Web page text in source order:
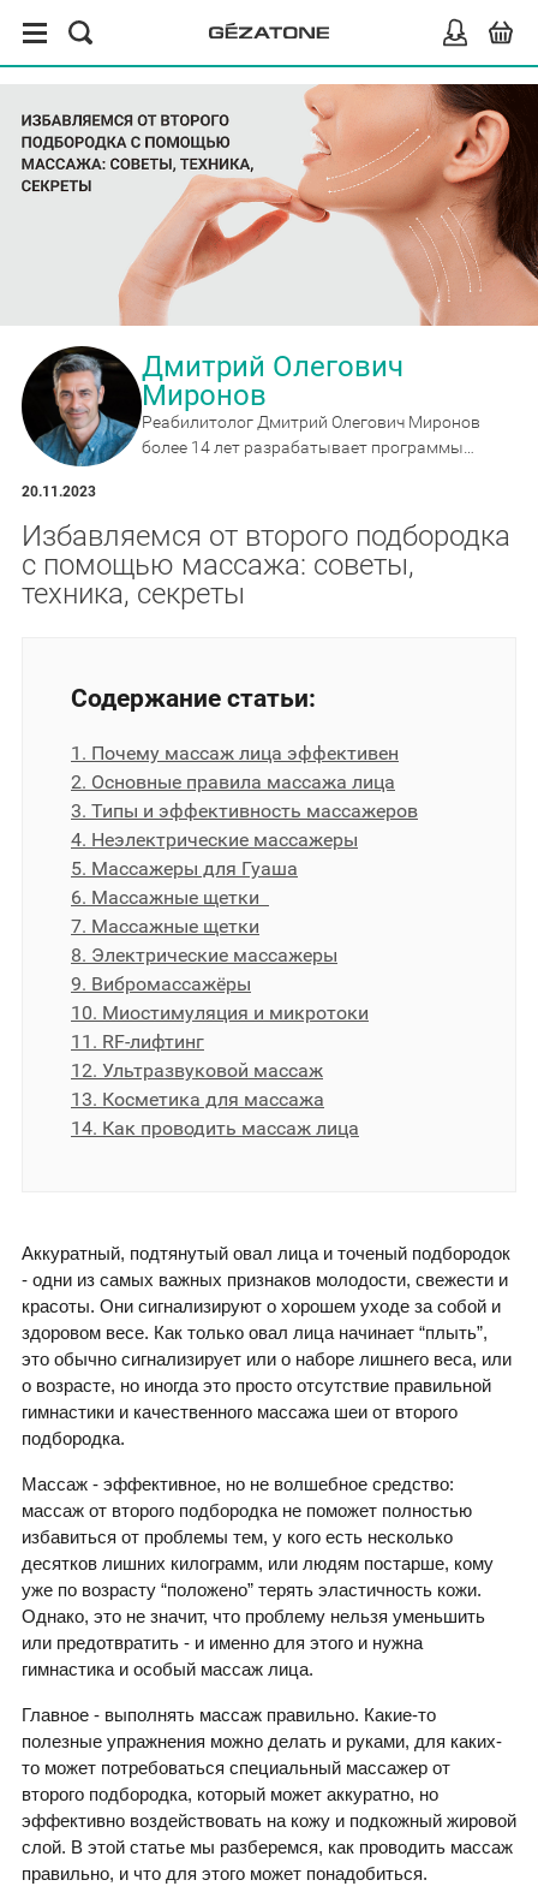
Дмитрий Олегович
Миронов
Реабилитолог Дмитрий Олегович Миронов
более 14 лет разрабатывает программы
20.11.2023
Избавляемся от второго подбородка
с помощью массажа: советы,
техника, секреты
Содержание статьи:
1. Почему массаж лица эффективен
2. Основные правила массажа лица
3. Типы и эффективность массажеров
4. Неэлектрические массажеры
5. Массажеры для Гуаша
6. Массажные щетки
7. Массажные щетки
8. Электрические массажеры
9. Вибромассажёры
10. Миостимуляция и микротоки
11. RF-лифтинг
12. Ультразвуковой массаж
13. Косметика для массажа
14. Как проводить массаж лица
Аккуратный, подтянутый овал лица и точеный подбородок
- одни из самых важных признаков молодости, свежести и
красоты. Они сигнализируют о хорошем уходе за собой и
здоровом весе. Как только овал лица начинает “плыть”,
это обычно сигнализирует или о наборе лишнего веса, или
о возрасте, но иногда это просто отсутствие правильной
гимнастики и качественного массажа шеи от второго
подбородка.
Массаж - эффективное, но не волшебное средство:
массаж от второго подбородка не поможет полностью
избавиться от проблемы тем, у кого есть несколько
десятков лишних килограмм, или людям постарше, кому
уже по возрасту “положено” терять эластичность кожи.
Однако, это не значит, что проблему нельзя уменьшить
или предотвратить - и именно для этого и нужна
гимнастика и особый массаж лица.
Главное - выполнять массаж правильно. Какие-то
полезные упражнения можно делать и руками, для каких-
то может потребоваться специальный массажер от
второго подбородка, который может аккуратно, но
эффективно воздействовать на кожу и подкожный жировой
слой. В этой статье мы разберемся, как проводить массаж
правильно, и что для этого может понадобиться.